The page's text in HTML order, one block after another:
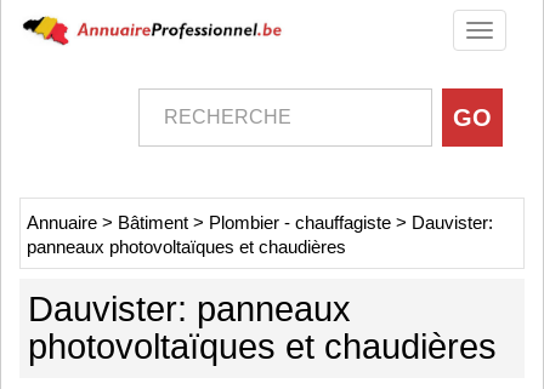
Toggle
Annuaire > Bâtiment > Plombier - chauffagiste > Dauvister:
panneaux photovoltaïques et chaudières
Dauvister: panneaux
photovoltaïques et chaudières